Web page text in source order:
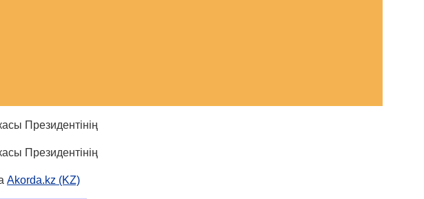
Президентінің
Президентінің
Akorda.kz (KZ)